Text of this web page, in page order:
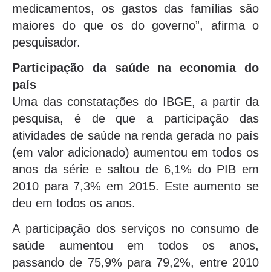
medicamentos, os gastos das famílias são
maiores do que os do governo”, afirma o
pesquisador.
Participação da saúde na economia do
país
Uma das constatações do IBGE, a partir da
pesquisa, é de que a participação das
atividades de saúde na renda gerada no país
(em valor adicionado) aumentou em todos os
anos da série e saltou de 6,1% do PIB em
2010 para 7,3% em 2015. Este aumento se
deu em todos os anos.
A participação dos serviços no consumo de
saúde aumentou em todos os anos,
passando de 75,9% para 79,2%, entre 2010